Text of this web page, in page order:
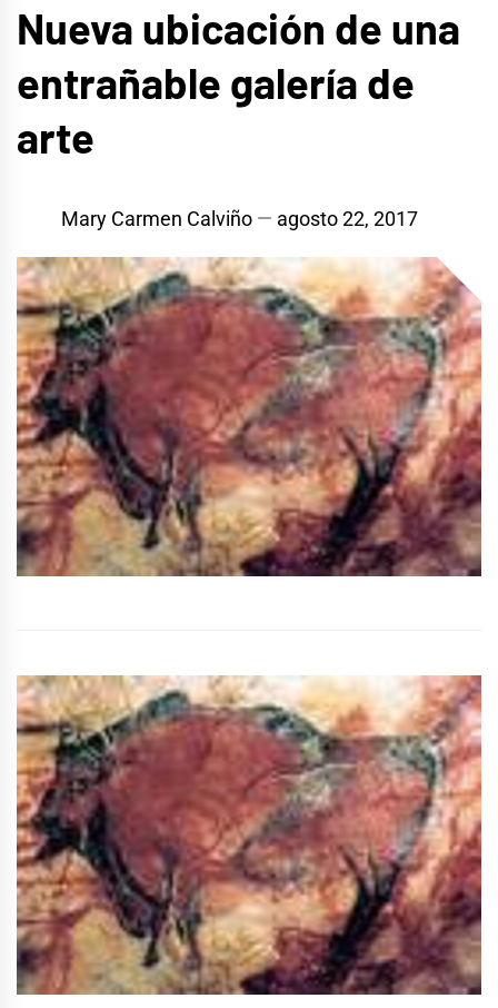
Nueva ubicación de una
entrañable galería de
arte
Mary Carmen Calviño agosto 22, 2017